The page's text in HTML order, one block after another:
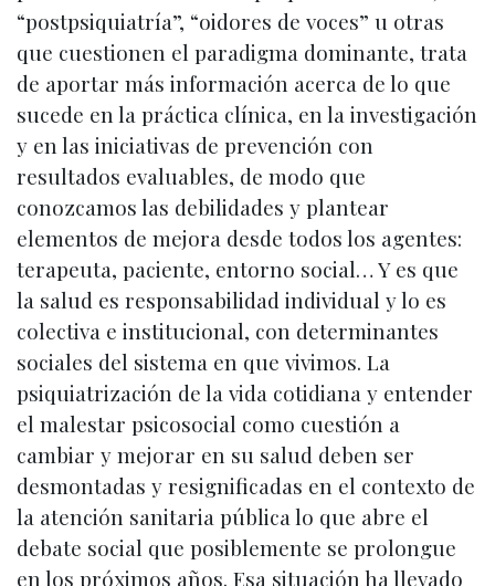
“postpsiquiatría”, “oidores de voces” u otras
que cuestionen el paradigma dominante, trata
de aportar más información acerca de lo que
sucede en la práctica clínica, en la investigación
y en las iniciativas de prevención con
resultados evaluables, de modo que
conozcamos las debilidades y plantear
elementos de mejora desde todos los agentes:
terapeuta, paciente, entorno social… Y es que
la salud es responsabilidad individual y lo es
colectiva e institucional, con determinantes
sociales del sistema en que vivimos. La
psiquiatrización de la vida cotidiana y entender
el malestar psicosocial como cuestión a
cambiar y mejorar en su salud deben ser
desmontadas y resignificadas en el contexto de
la atención sanitaria pública lo que abre el
debate social que posiblemente se prolongue
en los próximos años. Esa situación ha llevado